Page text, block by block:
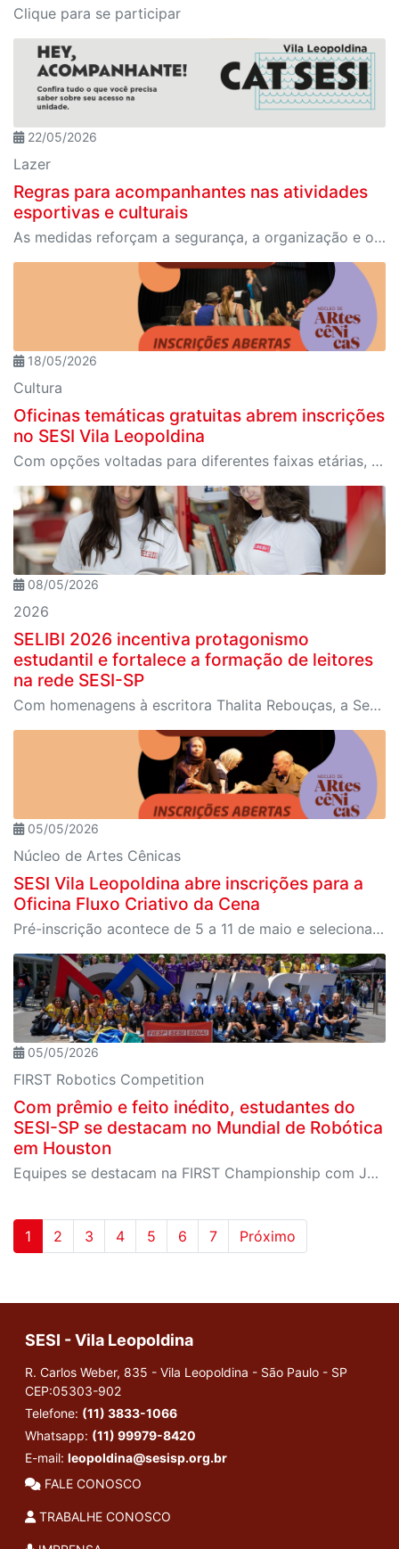
Clique para se participar
22/05/2026
Lazer
Regras para acompanhantes nas atividades
esportivas e culturais
As medidas reforçam a segurança, a organização e o controle de acesso nas dependências da unidade.
18/05/2026
Cultura
Oficinas temáticas gratuitas abrem inscrições
no SESI Vila Leopoldina
Com opções voltadas para diferentes faixas etárias, as oficinas acontecem no auditório da unidade e propõem experiências criativas por meio de jogos teatrais, expressão corporal e vivências artísticas.
08/05/2026
2026
SELIBI 2026 incentiva protagonismo
estudantil e fortalece a formação de leitores
na rede SESI-SP
Com homenagens à escritora Thalita Rebouças, a Semana do Livro e da Biblioteca promove criatividade, produção autoral e diferentes formas de expressão entre estudantes da Educação Infantil à EJA
05/05/2026
Núcleo de Artes Cênicas
SESI Vila Leopoldina abre inscrições para a
Oficina Fluxo Criativo da Cena
Pré-inscrição acontece de 5 a 11 de maio e selecionará participantes para vivência artística e processo formativo em artes cênicas.
05/05/2026
FIRST Robotics Competition
Com prêmio e feito inédito, estudantes do
SESI-SP se destacam no Mundial de Robótica
em Houston
Equipes se destacam na FIRST Championship com Judges Award e primeira classificação da instituição para os playoffs da FRC
1 2 3 4 5 6 7 Próximo
SESI - Vila Leopoldina
R. Carlos Weber, 835 - Vila Leopoldina - São Paulo - SP
CEP:05303-902
Telefone: (11) 3833-1066
Whatsapp: (11) 99979-8420
E-mail: leopoldina@sesisp.org.br
FALE CONOSCO
TRABALHE CONOSCO